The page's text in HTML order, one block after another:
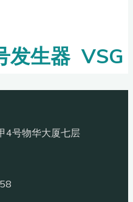
发生器 VSG
4号物华大厦七层